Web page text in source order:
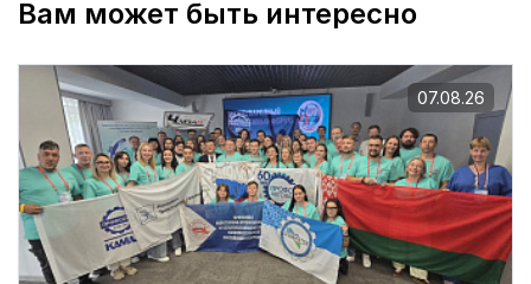
Вам может быть интересно
07.08.26